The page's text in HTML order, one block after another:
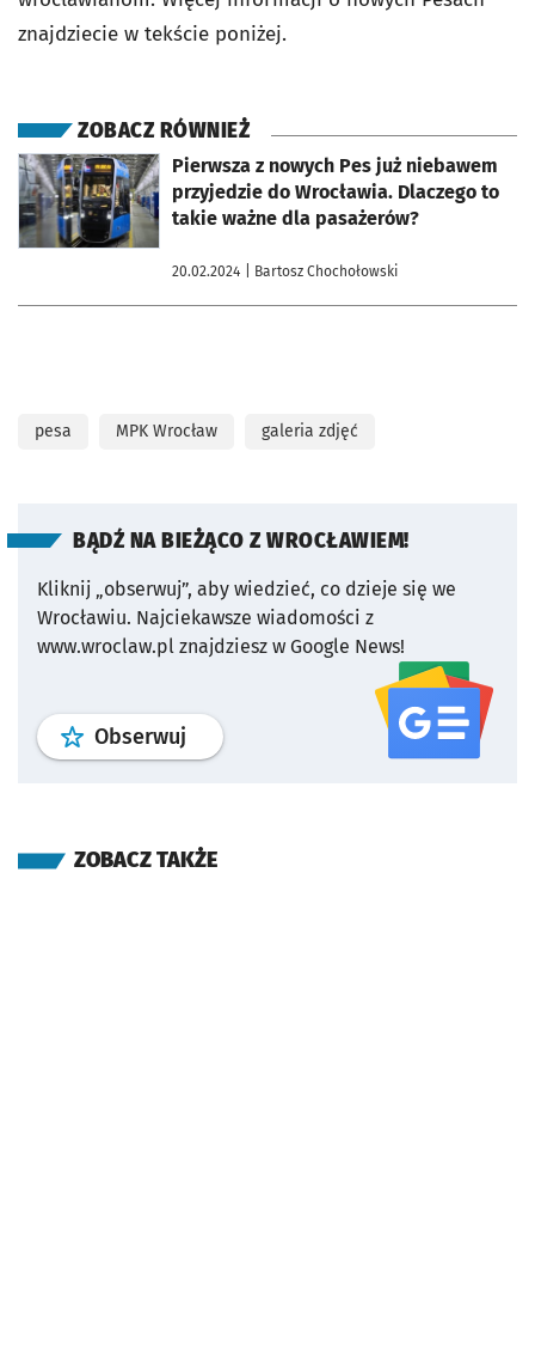
znajdziecie w tekście poniżej.
ZOBACZ RÓWNIEŻ
Pierwsza z nowych Pes już niebawem
przyjedzie do Wrocławia. Dlaczego to
takie ważne dla pasażerów?
20.02.2024 | Bartosz Chochołowski
otworzy się w nowej karcie
pesa MPK Wrocław galeria zdjęć
BĄDŹ NA BIEŻĄCO Z WROCŁAWIEM!
Kliknij „obserwuj”, aby wiedzieć, co dzieje się we
Wrocławiu. Najciekawsze wiadomości z
www.wroclaw.pl znajdziesz w Google News!
Obserwuj profil serwisu
ZOBACZ TAKŻE